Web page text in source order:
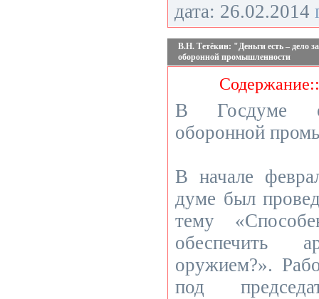
дата: 26.02.2014
В.Н. Тетёкин: "Деньги есть – дело
оборонной промышленности
В Госдуме
оборонной
В начале
думе был
тему
обеспечить
оружием?».
под